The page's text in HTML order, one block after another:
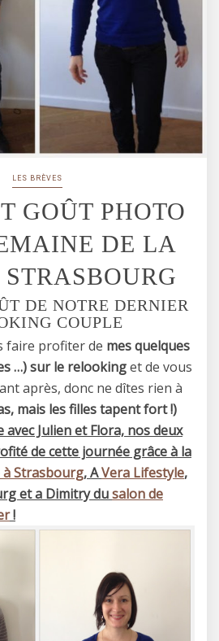
LES BRÈVES
GOÛT PHOTO
DE LA
DE NOTRE DERNIER
COUPLE
faire profiter de mes quelques
…) sur le relookinget de vous
après, donc ne dîtes rien à
mais les filles tapent fort !)
avec Julien et Flora, nos deux
de cette journée grâce à la
à Strasbourg, AVera Lifestyle,
et a Dimitry dusalon de
!